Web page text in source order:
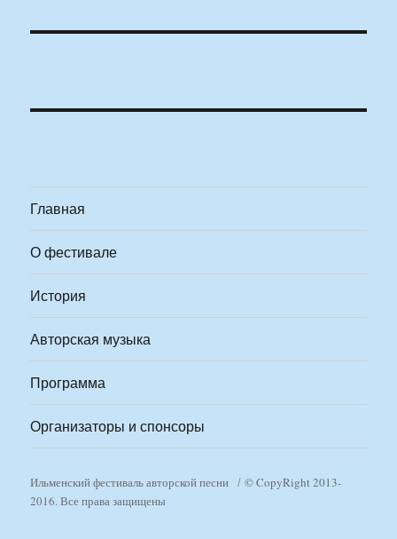
Главная
О фестивале
История
Авторская музыка
Программа
Организаторы и спонсоры
Ильменский фестиваль авторской песни
© CopyRight 2013-
2016. Все права защищены